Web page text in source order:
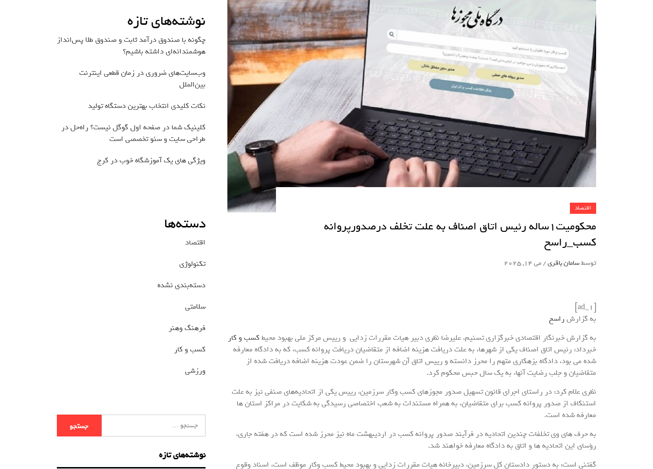
اقتصاد
محکومیت1ساله رئیس اتاق اصناف به علت تخلف درصدورپروانه
کسب_راسخ
توسطسامان باقری/می 14, 2025
به گزارش راسخ
به گزارش خبرنگار اقتصادی خبرگزاری تسنیم، علیرضا نظری دبیر هیات مقررات زدایی و رییس مرکز ملی بهبود محیطکسب و کار
خبرداد: رئیس اتاق اصناف یکی از شهرها، به علت دریافت هزینه اضافه از متقاضیان دریافت پروانه کسب، که به دادگاه معارفه
شده می بود، دادگاه بزهکاری متهم را محرز دانسته و رییس اتاق آن شهرستان را ضمن عودت هزینه اضافه دریافت شده از
متقاضیان و جلب رضایت آنها، به یک سال حبس محکوم کرد.
نظری علام کرد: در راستای اجرای قانون تسهیل صدور مجوزهای کسب وکار سرزمین، رییس یکی از اتحادیه‌های صنفی نیز به علت
استنکاف از صدور پروانه کسب برای متقاضیان، به همراه مستندات به شعب اختصاصی رسیدگی به شکایت در مراکز استان ها
معارفه شده است.
به حرف های وی تخلفات چندین اتحادیه در فرآیند صدور پروانه کسب در اردیبهشت ماه نیز محرز شده است که در هفته جاری،
رؤسای این اتحادیه ها و اتاق به دادگاه معارفه خواهند شد.
گفتنی است: به دستور دادستان کل سرزمین، دبیرخانه هیات مقررات زدایی و بهبود محیط کسب وکار موظف است، اسناد وقوع
نوشته‌های تازه
چگونه با صندوق درآمد ثابت و صندوق طلا پس‌انداز
هوشمندانه‌ای داشته باشیم؟
وب‌سایت‌های ضروری در زمان قطعی اینترنت
بین‌الملل
نکات کلیدی انتخاب بهترین دستگاه تولید
کلینیک شما در صفحه اول گوگل نیست؟ راه‌حل در
طراحی سایت و سئو تخصصی است
ویژگی های یک آموزشگاه خوب در کرج
دسته‌ها
اقتصاد
تکنولوژی
دسته‌بندی نشده
سلامتی
فرهنگ وهنر
کسب و کار
ورزشی
نوشته‌های تازه